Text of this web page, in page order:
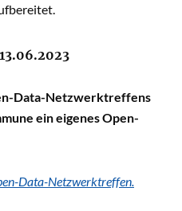
Data-Netzwerktreffens
ein eigenes Open-
Data-Netzwerktreffen.